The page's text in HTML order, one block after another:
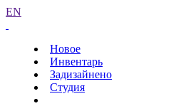
EN
Новое
Инвентарь
Задизайнено
Студия